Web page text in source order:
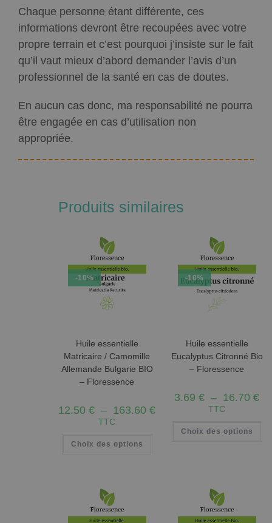
Chaque personne étant différente, ces
informations devront être recoupées avec votre
propre terrain et c’est pourquoi j’insiste sur le fait
qu’il vaut mieux d’abord demander l’avis d’un
professionnel de la santé en cas de doutes.
En aucun cas donc, ma responsabilité ne pourra
être engagée en cas d’utilisation non
appropriée.
Produits similaires
-10%
Huile essentielle
Matricaire / Camomille
Allemande Bulgarie BIO
– Floressence
12.50€ – 163.60€
TTC
Choix des options
-10%
Huile essentielle
Eucalyptus Citronné Bio
– Floressence
3.69€ – 16.70€
TTC
Choix des options